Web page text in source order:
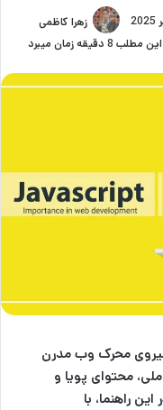
زهرا کاظمی
8 دقیقه زمان میبرد
محرک وب مدرن
محتوای پویا و
راهنما، با